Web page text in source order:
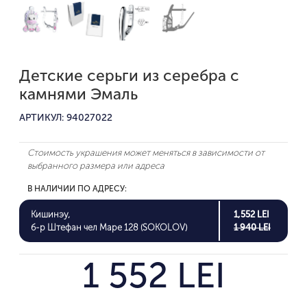
Детские серьги из серебра с
камнями Эмаль
АРТИКУЛ: 94027022
Стоимость украшения может меняться в зависимости от
выбранного размера или адреса
В НАЛИЧИИ ПО АДРЕСУ:
Кишинэу,
б-р Штефан чел Маре 128 (SOKOLOV)
1,552 LEI
1 940 LEI
1 552 LEI